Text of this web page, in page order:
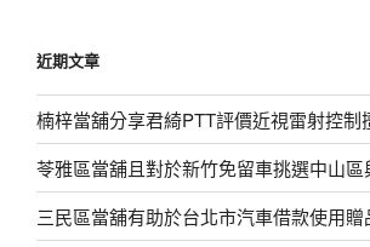
近期文章
楠梓當舖分享君綺PTT評價近視雷射控制
苓雅區當舖且對於新竹免留車挑選中山
三民區當舖有助於台北市汽車借款使用